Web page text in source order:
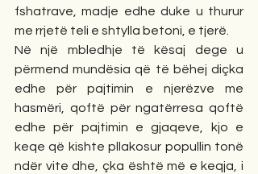
fshatrave, madje edhe duke u thurur
me rrjetë teli e shtylla betoni, e tjerë.
Në një mbledhje të kësaj dege u
përmend mundësia që të bëhej diçka
edhe për pajtimin e njerëzve me
hasmëri, qoftë për ngatërresa qoftë
edhe për pajtimin e gjaqeve, kjo e
keqe që kishte pllakosur popullin tonë
ndër vite dhe, çka është më e keqja, i